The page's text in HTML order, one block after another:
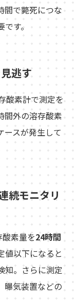
間で斃死につな
す。
逃す
酸素計で測定を
間外の溶存酸素
ースが発生して
続モニタリ
素量を24時間
値以下になると
知。さらに測定
曝気装置などの